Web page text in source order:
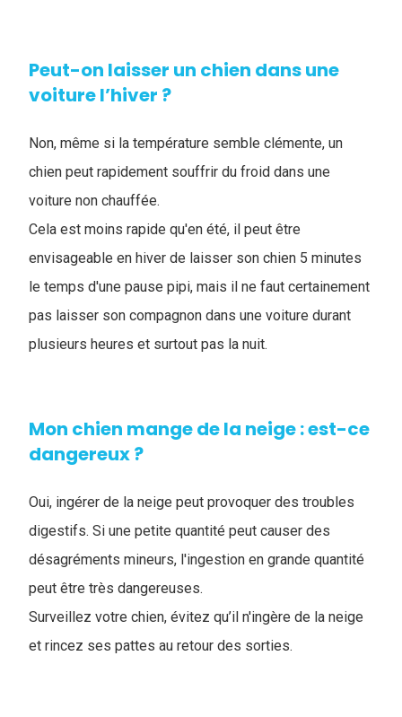
Peut-on laisser un chien dans une
voiture l’hiver ?
Non, même si la température semble clémente, un
chien peut rapidement souffrir du froid dans une
voiture non chauffée.
Cela est moins rapide qu'en été, il peut être
envisageable en hiver de laisser son chien 5 minutes
le temps d'une pause pipi, mais il ne faut certainement
pas laisser son compagnon dans une voiture durant
plusieurs heures et surtout pas la nuit.
Mon chien mange de la neige : est-ce
dangereux ?
Oui, ingérer de la neige peut provoquer des troubles
digestifs. Si une petite quantité peut causer des
désagréments mineurs, l'ingestion en grande quantité
peut être très dangereuses.
Surveillez votre chien, évitez qu’il n'ingère de la neige
et rincez ses pattes au retour des sorties.